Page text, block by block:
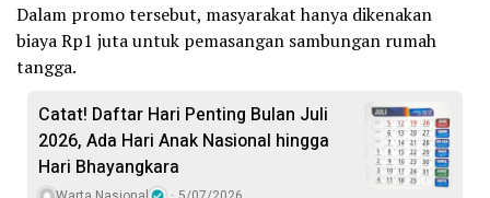
Dalam promo tersebut, masyarakat hanya dikenakan
biaya Rp1 juta untuk pemasangan sambungan rumah
tangga.
Catat! Daftar Hari Penting Bulan Juli
2026, Ada Hari Anak Nasional hingga
Hari Bhayangkara